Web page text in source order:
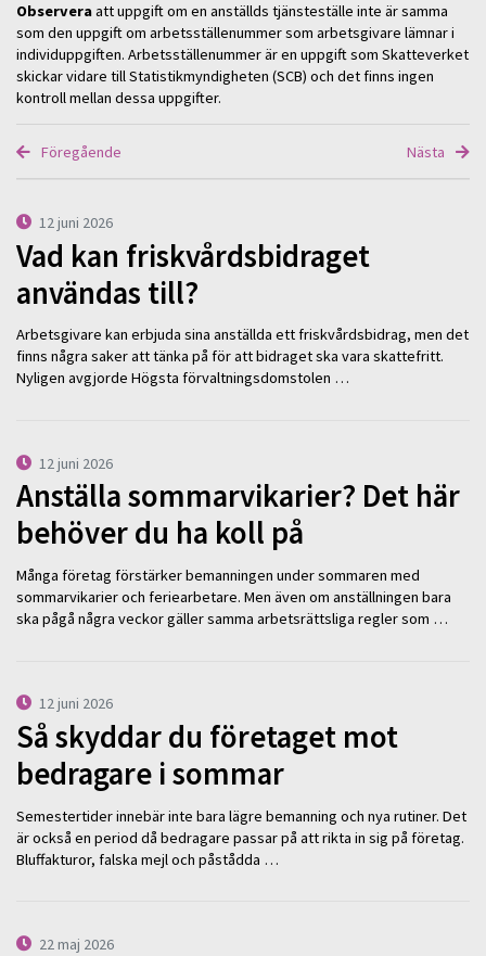
Observeraatt uppgift om en anställds tjänsteställe inte är samma
som den uppgift om arbetsställenummer som arbetsgivare lämnar i
individuppgiften. Arbetsställenummer är en uppgift som Skatteverket
skickar vidare till Statistikmyndigheten (SCB) och det finns ingen
kontroll mellan dessa uppgifter.
Föregående Nästa
12 juni 2026
Vad kan friskvårdsbidraget
användas till?
Arbetsgivare kan erbjuda sina anställda ett friskvårdsbidrag, men det
finns några saker att tänka på för att bidraget ska vara skattefritt.
Nyligen avgjorde Högsta förvaltningsdomstolen …
12 juni 2026
Anställa sommarvikarier? Det här
behöver du ha koll på
Många företag förstärker bemanningen under sommaren med
sommarvikarier och feriearbetare. Men även om anställningen bara
ska pågå några veckor gäller samma arbetsrättsliga regler som …
12 juni 2026
Så skyddar du företaget mot
bedragare i sommar
Semestertider innebär inte bara lägre bemanning och nya rutiner. Det
är också en period då bedragare passar på att rikta in sig på företag.
Bluffakturor, falska mejl och påstådda …
22 maj 2026